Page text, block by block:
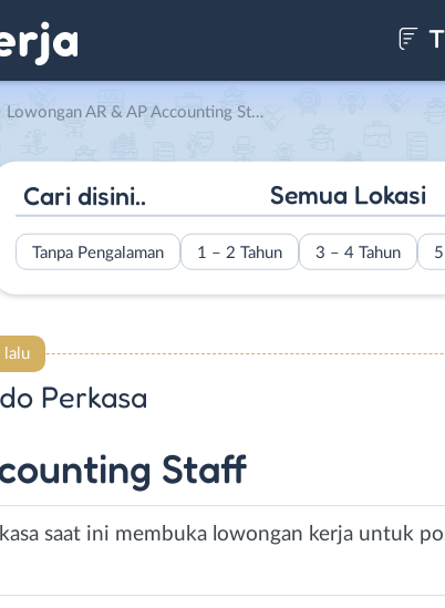
AR & AP Accounting Staff di PT. Mitra Asetindo Perkasa
Semua Lokasi
Tanpa Pengalaman 1 – 2 Tahun 3 – 4 Tahun
lalu
Perkasa
Staff
saat ini membuka lowongan kerja untuk